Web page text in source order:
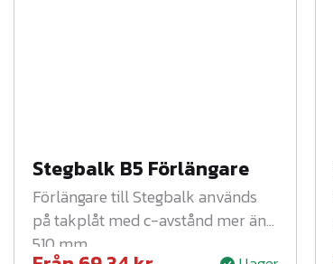
s
t
e
Stegbalk B5 Förlängare
Förlängare till Stegbalk används
på takplåt med c-avstånd mer än
510 mm.